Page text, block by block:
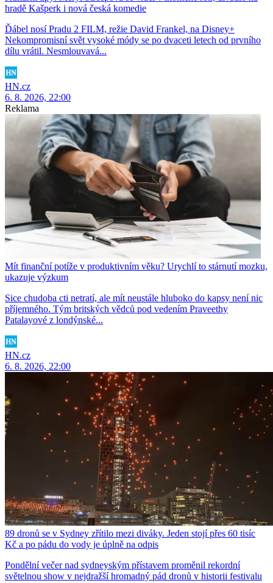
hradě Kašperk i nová česká komedie
Ďábel nosí Pradu 2 FILM, režie David Frankel, na Disney+
Nekompromisní svět vysoké módy se po dvaceti letech od prvního
dílu vrátil. Nesmlouvavá...
HN.cz
6. 8. 2026, 22:00
Reklama
Mít finanční potíže v produktivním věku? Urychlí to stárnutí mozku,
ukazuje výzkum
Sice chudoba cti netratí, ale mít neustále hluboko do kapsy není nic
příjemného. Tým britských vědců pod vedením Praveethy
Patalayové z londýnské...
HN.cz
6. 8. 2026, 22:00
89 dronů se v Sydney zřítilo mezi diváky. Jeden stojí přes 60 tisíc
Kč a po pádu do vody je úplně na odpis
Pondělní večer nad sydneyským přístavem proměnil rekordní
světelnou show v nejdražší hromadný pád dronů v historii festivalu